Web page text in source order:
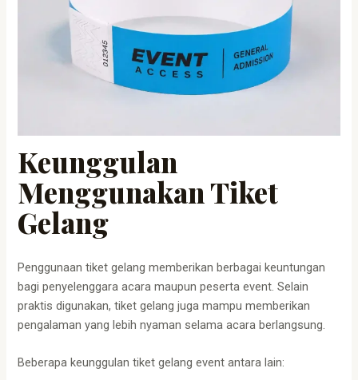
Keunggulan
Menggunakan Tiket
Gelang
Penggunaan tiket gelang memberikan berbagai keuntungan
bagi penyelenggara acara maupun peserta event. Selain
praktis digunakan, tiket gelang juga mampu memberikan
pengalaman yang lebih nyaman selama acara berlangsung.
Beberapa keunggulan tiket gelang event antara lain: